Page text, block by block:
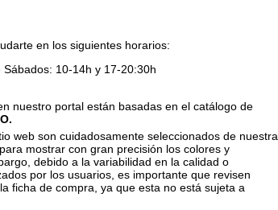
en los siguientes horarios:
10-14h y 17-20:30h
nuestro portal están basadas en el catálogo de
web son cuidadosamente seleccionados de nuestra
mostrar con gran precisión los colores y
debido a la variabilidad en la calidad o
por los usuarios, es importante que revisen
ficha de compra, ya que esta no está sujeta a